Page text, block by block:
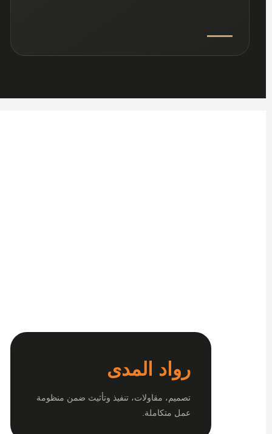
رواد المدى
تصميم، مقاولات، تنفيذ وتأثيث ضمن منظومة
عمل متكاملة.